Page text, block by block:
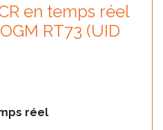
en temps réel
RT73 (UID
réel